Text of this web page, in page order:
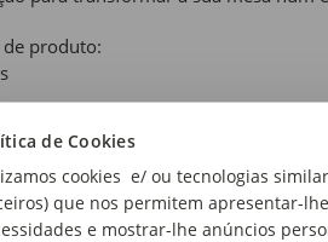
de Cookies
cookies e/ ou tecnologias
que nos permitem apresentar-
e mostrar-lhe anúncios
produto: